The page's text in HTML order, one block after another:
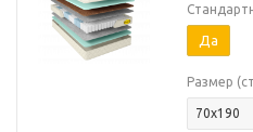
Да
Размер
70х190